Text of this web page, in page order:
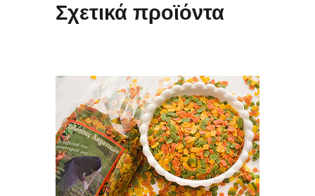
Σχετικά προϊόντα